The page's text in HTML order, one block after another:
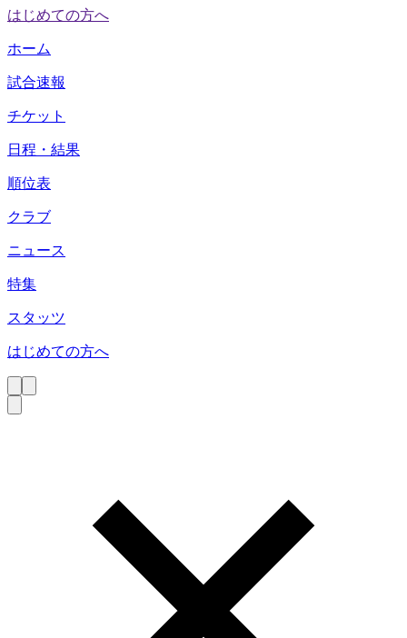
はじめての方へ
ホーム
試合速報
チケット
日程・結果
順位表
クラブ
ニュース
特集
スタッツ
はじめての方へ